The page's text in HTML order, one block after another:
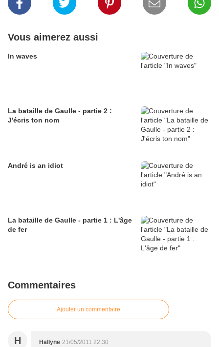
Vous aimerez aussi
In waves
La bataille de Gaulle - partie 2 :
J'écris ton nom
André is an idiot
La bataille de Gaulle - partie 1 : L'âge
de fer
Commentaires
Ajouter un commentaire
H Hallyne 21/05/2011 22:30